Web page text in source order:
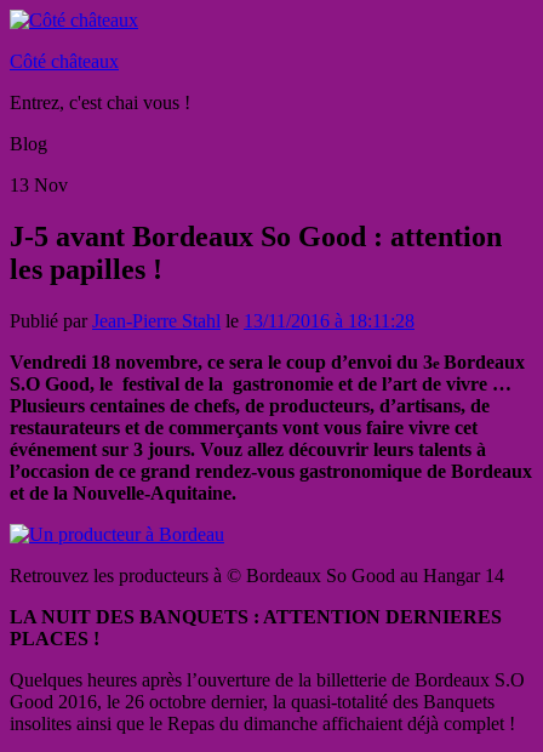
Côté châteaux
Entrez, c'est chai vous !
Blog
13 Nov
J-5 avant Bordeaux So Good : attention
les papilles !
Publié parJean-Pierre Stahl le 13/11/2016 à 18:11:28
Vendredi 18 novembre, ce sera le coup d’envoi du 3e Bordeaux
S.O Good, le festival de la gastronomie et de l’art de vivre …
Plusieurs centaines de chefs, de producteurs, d’artisans, de
restaurateurs et de commerçants vont vous faire vivre cet
événement sur 3 jours. Vouz allez découvrir leurs talents à
l’occasion de ce grand rendez-vous gastronomique de Bordeaux
et de la Nouvelle-Aquitaine.
Retrouvez les producteurs à © Bordeaux So Good au Hangar 14
LA NUIT DES BANQUETS : ATTENTION DERNIERES
PLACES !
Quelques heures après l’ouverture de la billetterie de Bordeaux S.O
Good 2016, le 26 octobre dernier, la quasi-totalité des Banquets
insolites ainsi que le Repas du dimanche affichaient déjà complet !